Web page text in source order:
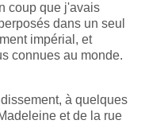
coup que j'avais
dans un seul
impérial, et
connues au monde.
à quelques
et de la rue